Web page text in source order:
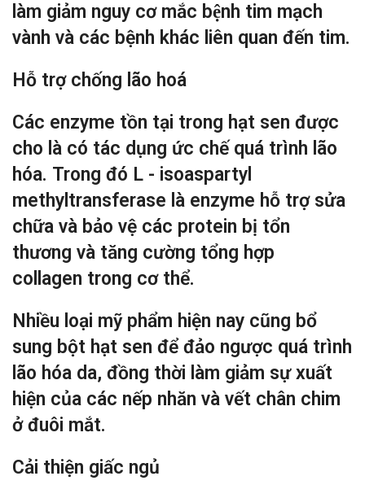
làm giảm nguy cơ mắc bệnh tim mạch
vành và các bệnh khác liên quan đến tim.
Hỗ trợ chống lão hoá
Các enzyme tồn tại trong hạt sen được
cho là có tác dụng ức chế quá trình lão
hóa. Trong đó L - isoaspartyl
methyltransferase là enzyme hỗ trợ sửa
chữa và bảo vệ các protein bị tổn
thương và tăng cường tổng hợp
collagen trong cơ thể.
Nhiều loại mỹ phẩm hiện nay cũng bổ
sung bột hạt sen để đảo ngược quá trình
lão hóa da, đồng thời làm giảm sự xuất
hiện của các nếp nhăn và vết chân chim
ở đuôi mắt.
Cải thiện giấc ngủ